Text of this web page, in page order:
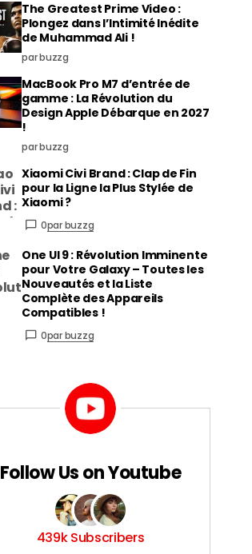
The Greatest Prime Video :
Plongez dans l’Intimité Inédite
de Muhammad Ali !
par buzzg
MacBook Pro M7 d’entrée de
gamme : La Révolution du
Design Apple Débarque en 2027
!
par buzzg
Xiaomi Civi Brand : Clap de Fin
pour la Ligne la Plus Stylée de
Xiaomi ?
0par buzzg
One UI 9 : Révolution Imminente
pour Votre Galaxy – Toutes les
Nouveautés et la Liste
Complète des Appareils
Compatibles !
0par buzzg
Follow Us on Youtube
439k Subscribers